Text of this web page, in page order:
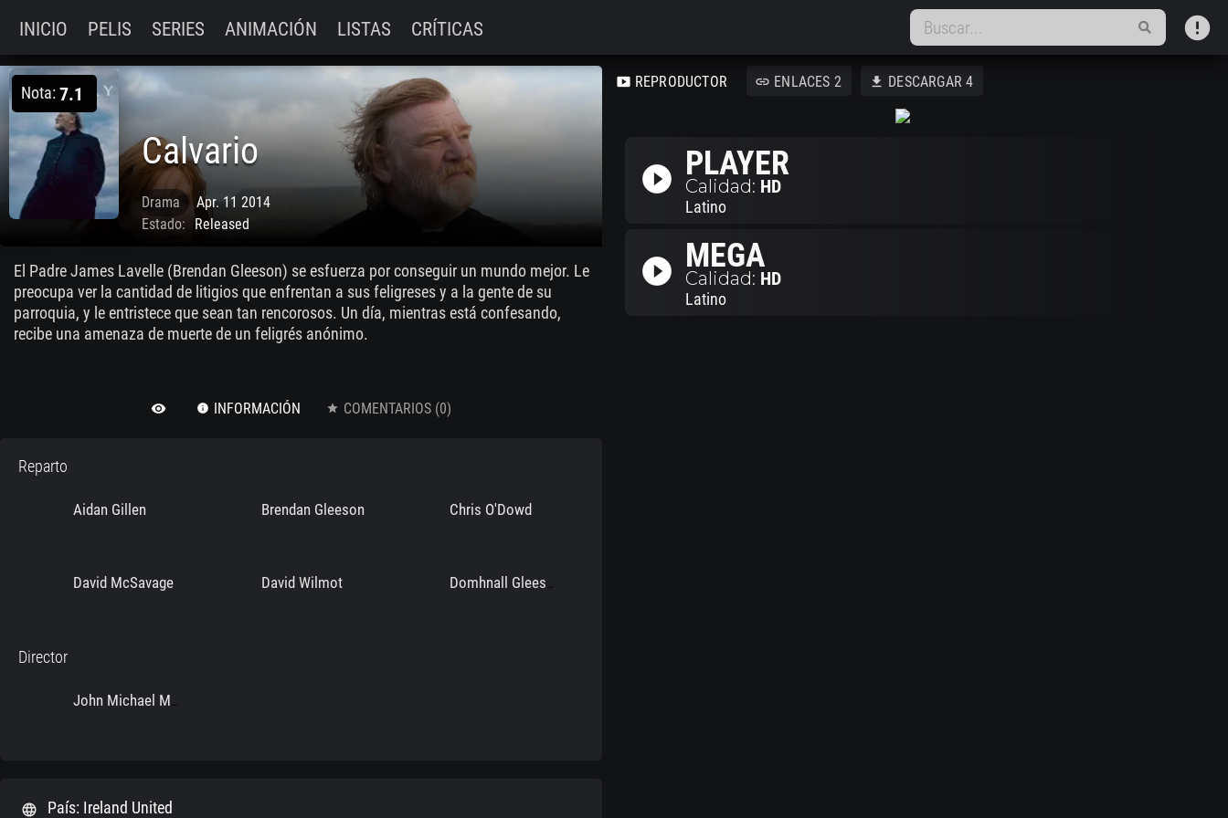
INICIO PELIS SERIES ANIMACIÓN LISTAS CRÍTICAS error
Nota:7.1
Calvario
Drama
Apr. 11 2014
Estado:
Released
El Padre James Lavelle (Brendan Gleeson) se esfuerza por conseguir un mundo mejor. Le
preocupa ver la cantidad de litigios que enfrentan a sus feligreses y a la gente de su
parroquia, y le entristece que sean tan rencorosos. Un día, mientras está confesando,
recibe una amenaza de muerte de un feligrés anónimo.
remove_red_eye info INFORMACIÓN star COMENTARIOS (0)
Reparto
Aidan Gillen Brendan Gleeson Chris O'Dowd
David McSavage David Wilmot
Director
language
País: Ireland United
smart_display REPRODUCTOR link ENLACES 2 download DESCARGAR4
play_circle_filled PLAYER
Calidad: HD
Latino
play_circle_filled MEGA
Calidad: HD
Latino